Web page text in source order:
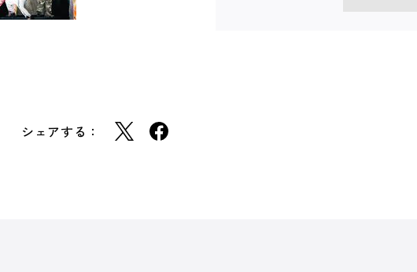
シェアする：